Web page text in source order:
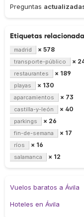
Preguntas
Etiquetas
madrid × 578
transporte-público ×
restaurantes × 189
playas × 130
aparcamientos × 73
castilla-y-león × 40
parkings × 26
fin-de-semana × 17
ríos × 16
salamanca × 12
Vuelos baratos a Ávila
Hoteles en Ávila